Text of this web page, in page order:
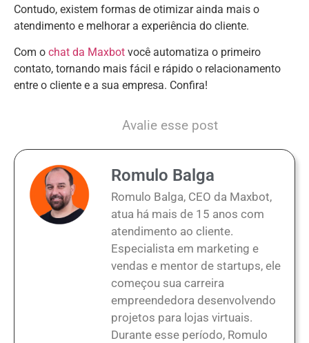
Contudo, existem formas de otimizar ainda mais o
atendimento e melhorar a experiência do cliente.
Com o chat da Maxbot você automatiza o primeiro
contato, tornando mais fácil e rápido o relacionamento
entre o cliente e a sua empresa. Confira!
Avalie esse post
Romulo Balga
Romulo Balga, CEO da Maxbot,
atua há mais de 15 anos com
atendimento ao cliente.
Especialista em marketing e
vendas e mentor de startups, ele
começou sua carreira
empreendedora desenvolvendo
projetos para lojas virtuais.
Durante esse período, Romulo